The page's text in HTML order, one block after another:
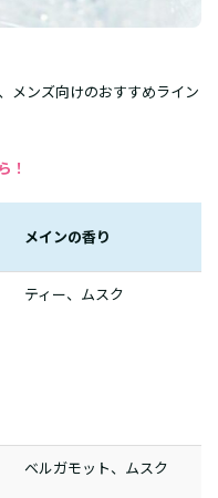
メンズ向けのおすすめライン
！
メインの香り
ティー、ムスク
ベルガモット、ムスク